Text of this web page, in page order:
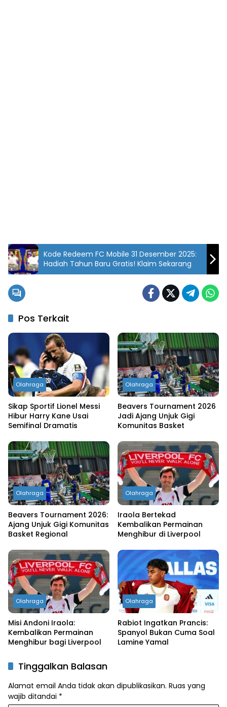
Kode Redeem FC Mobile 31 Desember 2025:
Hadiah Tahun Baru Gratis! Klaim Sekarang
Pos Terkait
Olahraga
Sikap Sportif Lionel Messi
Hibur Harry Kane Usai
Semifinal Dramatis
Olahraga
Beavers Tournament 2026
Jadi Ajang Unjuk Gigi
Komunitas Basket
Olahraga
Beavers Tournament 2026:
Ajang Unjuk Gigi Komunitas
Basket Regional
Olahraga
Iraola Bertekad
Kembalikan Permainan
Menghibur di Liverpool
Olahraga
Misi Andoni Iraola:
Kembalikan Permainan
Menghibur bagi Liverpool
Olahraga
Rabiot Ingatkan Prancis:
Spanyol Bukan Cuma Soal
Lamine Yamal
Tinggalkan Balasan
Alamat email Anda tidak akan dipublikasikan. Ruas yang
wajib ditandai *